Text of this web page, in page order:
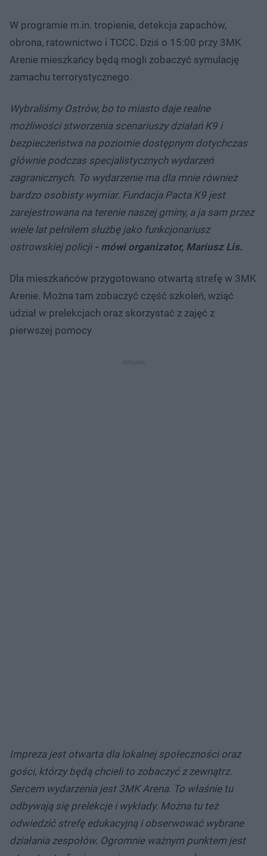
W programie m.in. tropienie, detekcja zapachów,
obrona, ratownictwo i TCCC. Dziś o 15:00 przy 3MK
Arenie mieszkańcy będą mogli zobaczyć symulację
zamachu terrorystycznego.
Wybraliśmy Ostrów, bo to miasto daje realne
możliwości stworzenia scenariuszy działań K9 i
bezpieczeństwa na poziomie dostępnym dotychczas
głównie podczas specjalistycznych wydarzeń
zagranicznych. To wydarzenie ma dla mnie również
bardzo osobisty wymiar. Fundacja Pacta K9 jest
zarejestrowana na terenie naszej gminy, a ja sam przez
wiele lat pełniłem służbę jako funkcjonariusz
ostrowskiej policji - mówi organizator, Mariusz Lis.
Dla mieszkańców przygotowano otwartą strefę w 3MK
Arenie. Można tam zobaczyć część szkoleń, wziąć
udział w prelekcjach oraz skorzystać z zajęć z
pierwszej pomocy
Impreza jest otwarta dla lokalnej społeczności oraz
gości, którzy będą chcieli to zobaczyć z zewnątrz.
Sercem wydarzenia jest 3MK Arena. To właśnie tu
odbywają się prelekcje i wykłady. Można tu też
odwiedzić strefę edukacyjną i obserwować wybrane
działania zespołów. Ogromnie ważnym punktem jest